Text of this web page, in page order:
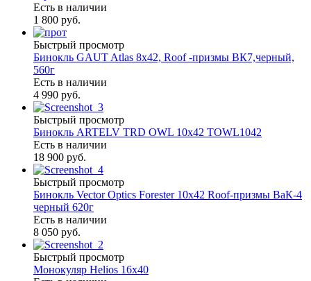
Есть в наличии
1 800 руб.
Быстрый просмотр
Бинокль GAUT Atlas 8x42, Roof -призмы ВК7,черный,
560г
Есть в наличии
4 990 руб.
Быстрый просмотр
Бинокль ARTELV TRD OWL 10x42 TOWL1042
Есть в наличии
18 900 руб.
Быстрый просмотр
Бинокль Vector Optics Forester 10x42 Roof-призмы ВaК-4
черный 620г
Есть в наличии
8 050 руб.
Быстрый просмотр
Монокуляр Helios 16х40